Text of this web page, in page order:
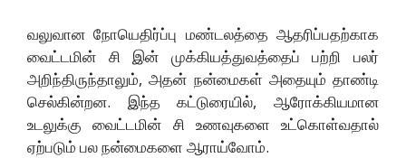
வலுவான நோயெதிர்ப்பு மண்டலத்தை ஆதரிப்பதற்காக
வைட்டமின் சி இன் முக்கியத்துவத்தைப் பற்றி பலர்
அறிந்திருந்தாலும், அதன் நன்மைகள் அதையும் தாண்டி
செல்கின்றன. இந்த கட்டுரையில், ஆரோக்கியமான
உடலுக்கு வைட்டமின் சி உணவுகளை உட்கொள்வதால்
ஏற்படும் பல நன்மைகளை ஆராய்வோம்.